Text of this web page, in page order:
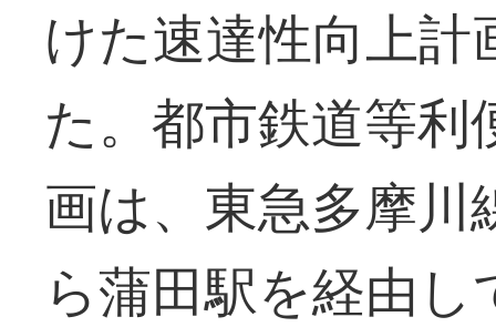
けた速達性向上
た。都市鉄道等
画は、東急多摩
ら蒲田駅を経由